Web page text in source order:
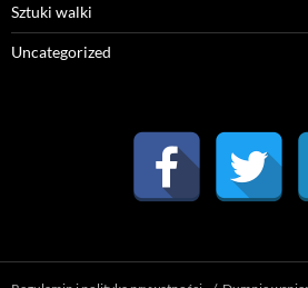
Sztuki walki
Uncategorized